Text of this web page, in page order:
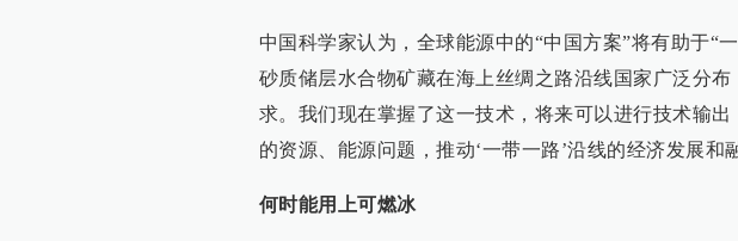
中国科学家认为，全球能源中的“中国方案”将有助于“
砂质储层水合物矿藏在海上丝绸之路沿线国家广泛分
求。我们现在掌握了这一技术，将来可以进行技术输出
的资源、能源问题，推动‘一带一路’沿线的经济发展和
何时能用上可燃冰